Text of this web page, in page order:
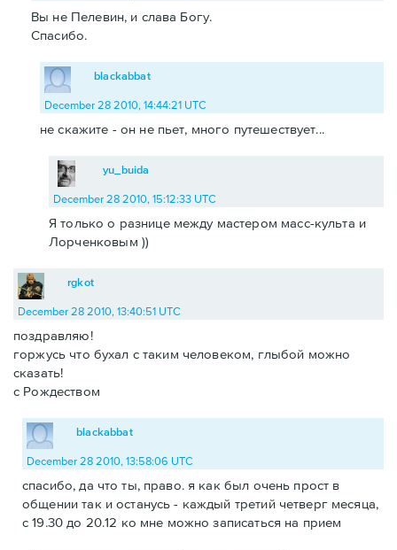
Вы не Пелевин, и слава Богу.
Спасибо.
blackabbat
December 28 2010, 14:44:21 UTC
не скажите - он не пьет, много путешествует...
yu_buida
December 28 2010, 15:12:33 UTC
Я только о разнице между мастером масс-культа и
Лорченковым ))
rgkot
December 28 2010, 13:40:51 UTC
поздравляю!
горжусь что бухал с таким человеком, глыбой можно
сказать!
с Рождеством
blackabbat
December 28 2010, 13:58:06 UTC
спасибо, да что ты, право. я как был очень прост в
общении так и останусь - каждый третий четверг месяца,
с 19.30 до 20.12 ко мне можно записаться на прием